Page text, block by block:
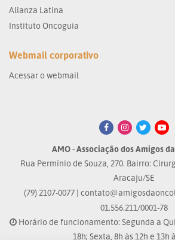
Alianza Latina
Instituto Oncoguia
Webmail corporativo
Acessar o webmail
AMO - Associação dos Amigos
Rua Permínio de Souza, 270. Bairro:
Aracaju/SE
(79) 2107-0077 |
01.556.211/0001-78
Horário de funcionamento: Segunda a
18h; Sexta, 8h às 12h e 13h